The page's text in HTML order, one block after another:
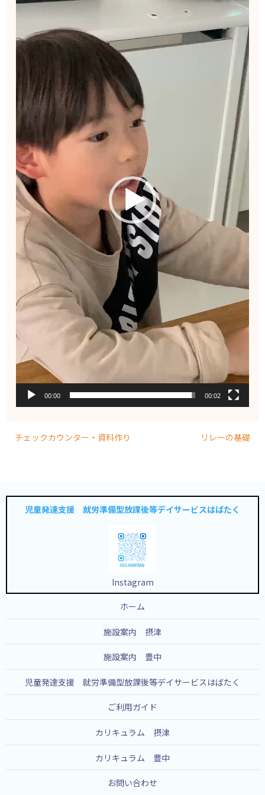
画
レ
ー
00:00 00:02
チェックカウンター・資料作り リレーの基礎
児童発達支援 就労準備型放課後等デイサービスはばたく
Instagram
ホーム
施設案内 摂津
施設案内 豊中
児童発達支援 就労準備型放課後等デイサービスはばたく
ご利用ガイド
カリキュラム 摂津
カリキュラム 豊中
お問い合わせ